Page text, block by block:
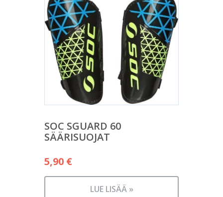
SOC SGUARD 60
SÄÄRISUOJAT
5,90 €
LUE LISÄÄ »